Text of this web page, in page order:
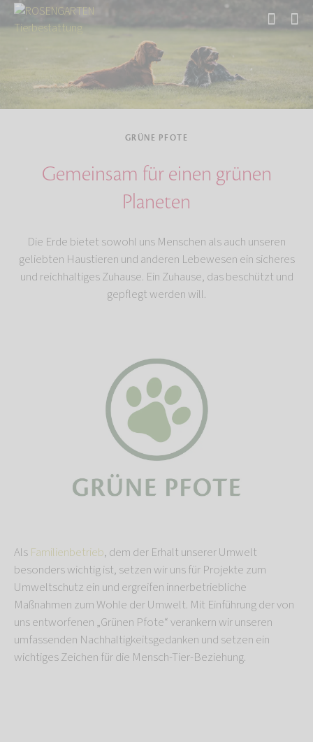
GRÜNE PFOTE
Gemeinsam für einen grünen
Planeten
Die Erde bietet sowohl uns Menschen als auch unseren
geliebten Haustieren und anderen Lebewesen ein sicheres
und reichhaltiges Zuhause. Ein Zuhause, das beschützt und
gepflegt werden will.
Als Familienbetrieb, dem der Erhalt unserer Umwelt
besonders wichtig ist, setzen wir uns für Projekte zum
Umweltschutz ein und ergreifen innerbetriebliche
Maßnahmen zum Wohle der Umwelt. Mit Einführung der von
uns entworfenen „Grünen Pfote“ verankern wir unseren
umfassenden Nachhaltigkeitsgedanken und setzen ein
wichtiges Zeichen für die Mensch-Tier-Beziehung.